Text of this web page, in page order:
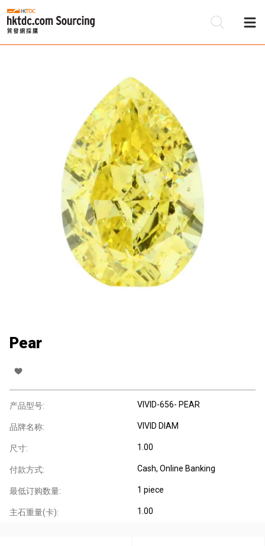
Pear
产品型号: VIVID-656- PEAR
品牌名称: VIVID DIAM
尺寸: 1.00
付款方式: Cash, Online Banking
最低订购数量: 1 piece
主石重量(卡): 1.00